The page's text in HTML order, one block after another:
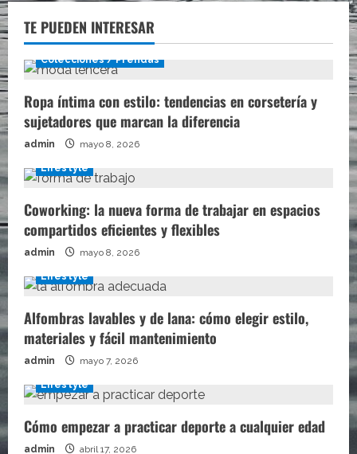
TE PUEDEN INTERESAR
Colecciones / Prendas
Ropa íntima con estilo: tendencias en corsetería y
sujetadores que marcan la diferencia
admin mayo 8, 2026
Lifestyle
Coworking: la nueva forma de trabajar en espacios
compartidos eficientes y flexibles
admin mayo 8, 2026
Lifestyle
Alfombras lavables y de lana: cómo elegir estilo,
materiales y fácil mantenimiento
admin mayo 7, 2026
Lifestyle
Cómo empezar a practicar deporte a cualquier edad
admin abril 17, 2026